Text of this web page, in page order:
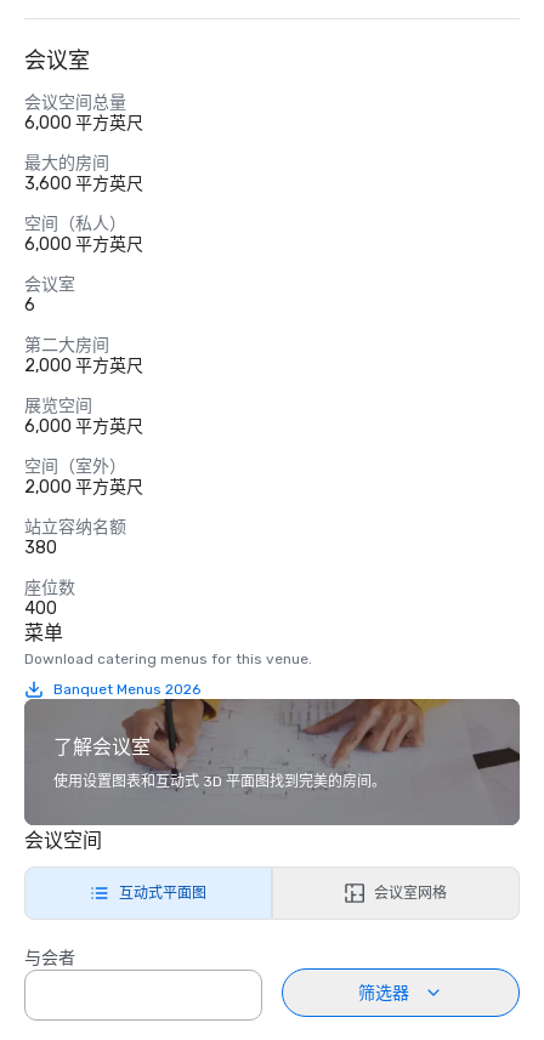
会议室
会议空间总量
6,000 平方英尺
最大的房间
3,600 平方英尺
空间（私人）
6,000 平方英尺
会议室
6
第二大房间
2,000 平方英尺
展览空间
6,000 平方英尺
空间（室外）
2,000 平方英尺
站立容纳名额
380
座位数
400
菜单
Download catering menus for this venue.
Banquet Menus 2026
了解会议室
使用设置图表和互动式 3D 平面图找到完美的房间。
会议空间
互动式平面图 会议室网格
与会者
筛选器